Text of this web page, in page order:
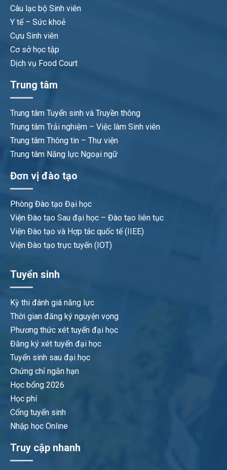
Câu lạc bộ Sinh viên
Y tế – Sức khoẻ
Cựu Sinh viên
Cơ sở học tập
Dịch vụ Food Court
Trung tâm
Trung tâm Tuyển sinh và Truyền thông
Trung tâm Trải nghiệm – Việc làm Sinh viên
Trung tâm Thông tin – Thư viện
Trung tâm Năng lực Ngoại ngữ
Đơn vị đào tạo
Phòng Đào tạo Đại học
Viện Đào tạo Sau đại học – Đào tạo liên tục
Viện Đào tạo và Hợp tác quốc tế (IIEE)
Viện Đào tạo trực tuyến (IOT)
Tuyển sinh
Kỳ thi đánh giá năng lực
Thời gian đăng ký nguyện vọng
Phương thức xét tuyển đại học
Đăng ký xét tuyển đại học
Tuyển sinh sau đại học
Chứng chỉ ngắn hạn
Học bổng 2026
Học phí
Cổng tuyển sinh
Nhập học Online
Truy cập nhanh